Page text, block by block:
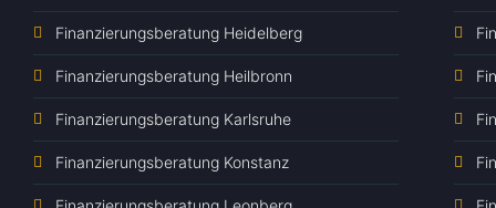
Finanzierungsberatung Heidelberg
Finanzierungsberatung Heilbronn
Finanzierungsberatung Karlsruhe
Finanzierungsberatung Konstanz